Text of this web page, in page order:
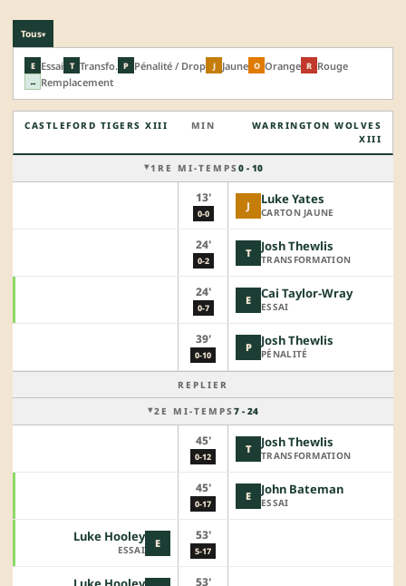
Tous▾
E Essai T Transfo. P Pénalité / Drop J Jaune O Orange R Rouge
↔ Remplacement
CASTLEFORD TIGERS XIII MIN
WARRINGTON WOLVES
XIII
1RE MI-TEMPS 0 - 10
13'
0-0
J Luke Yates
CARTON JAUNE
24'
0-2
T Josh Thewlis
TRANSFORMATION
24'
0-7
E Cai Taylor-Wray
ESSAI
39'
0-10
P Josh Thewlis
PÉNALITÉ
REPLIER
2E MI-TEMPS 7 - 24
45'
0-12
T Josh Thewlis
TRANSFORMATION
45'
0-17
E John Bateman
ESSAI
E
Luke Hooley
ESSAI
53'
5-17
53'